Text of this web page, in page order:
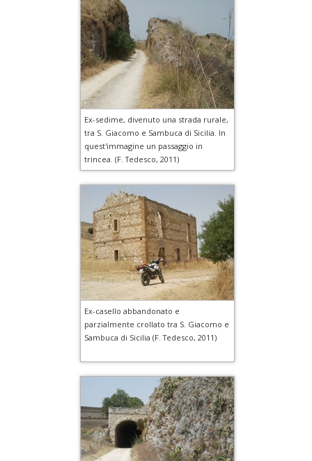
Ex-sedime, divenuto una strada rurale,
tra S. Giacomo e Sambuca di Sicilia. In
quest'immagine un passaggio in
trincea. (F. Tedesco, 2011)
Ex-casello abbandonato e
parzialmente crollato tra S. Giacomo e
Sambuca di Sicilia (F. Tedesco, 2011)